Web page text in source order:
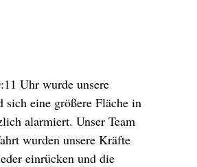
Uhr wurde unsere
sich eine größere Fläche in
alarmiert. Unser Team
wurden unsere Kräfte
einrücken und die